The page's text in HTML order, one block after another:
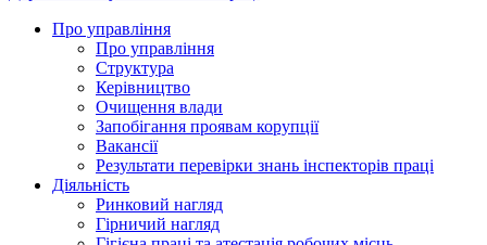
Про управління
Про управління
Структура
Керівництво
Очищення влади
Запобігання проявам корупції
Вакансії
Результати перевірки знань інспекторів праці
Діяльність
Ринковий нагляд
Гірничий нагляд